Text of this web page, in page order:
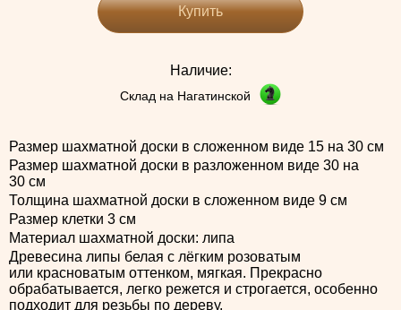
Купить
Наличие:
Склад на Нагатинской
Размер шахматной доски в сложенном виде 15 на 30 см
Размер шахматной доски в разложенном виде 30 на
30 см
Толщина шахматной доски в сложенном виде 9 см
Размер клетки 3 см
Материал шахматной доски: липа
Древесина липы белая с лёгким розоватым
или красноватым оттенком, мягкая. Прекрасно
обрабатывается, легко режется и строгается, особенно
подходит для резьбы по дереву.